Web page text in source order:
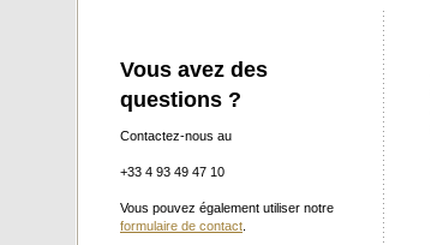
Vous avez des
questions ?
Contactez-nous au
+33 4 93 49 47 10
Vous pouvez également utiliser notre
formulaire de contact